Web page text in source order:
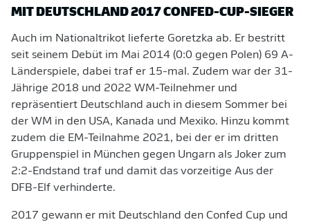
MIT DEUTSCHLAND 2017 CONFED-CUP-SIEGER
Auch im Nationaltrikot lieferte Goretzka ab. Er bestritt
seit seinem Debüt im Mai 2014 (0:0 gegen Polen) 69 A-
Länderspiele, dabei traf er 15-mal. Zudem war der 31-
Jährige 2018 und 2022 WM-Teilnehmer und
repräsentiert Deutschland auch in diesem Sommer bei
der WM in den USA, Kanada und Mexiko. Hinzu kommt
zudem die EM-Teilnahme 2021, bei der er im dritten
Gruppenspiel in München gegen Ungarn als Joker zum
2:2-Endstand traf und damit das vorzeitige Aus der
DFB-Elf verhinderte.
2017 gewann er mit Deutschland den Confed Cup und